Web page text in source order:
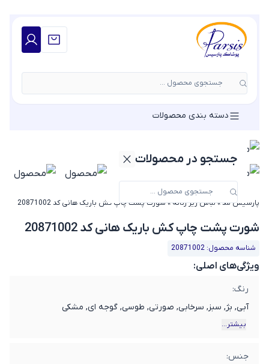
جستجوی محصول ...
جستجو در محصولات
دسته بندی محصولات
پارسیس مد»لباس زیر زنانه»شورت پشت چاپ کش باریک هانی کد 20871002
شورت پشت چاپ کش باریک هانی کد 20871002
شناسه محصول: 20871002
ویژگی‌های اصلی:
رنگ:
آبی, بژ, سبز, سرخابی, صورتی, طوسی, گوجه ای, مشکی
بیشتر...
جنس: